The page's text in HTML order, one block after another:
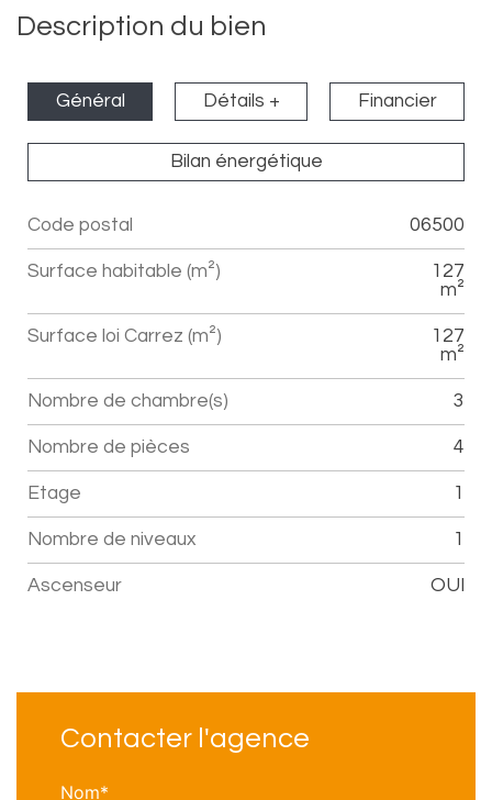
Description du bien
Général Détails + Financier
Bilan énergétique
Label Value
Code postal 06500
Surface habitable (m²)
127
m²
Surface loi Carrez (m²)
127
m²
Nombre de chambre(s) 3
Nombre de pièces 4
Etage 1
Nombre de niveaux 1
Ascenseur OUI
Contacter l'agence
Nom*